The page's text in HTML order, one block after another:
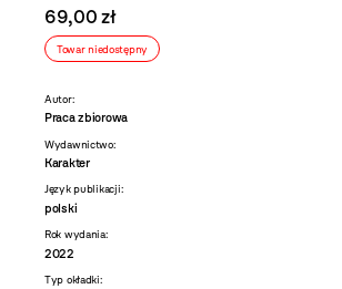
69,00 zł
Towar niedostępny
Autor:
Praca zbiorowa
Wydawnictwo:
Karakter
Język publikacji:
polski
Rok wydania:
2022
Typ okładki: